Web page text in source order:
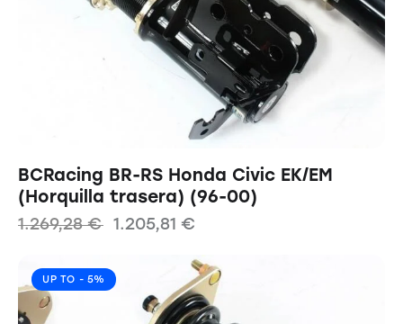
BCRacing BR-RS Honda Civic EK/EM
(Horquilla trasera) (96-00)
1.269,28€ 1.205,81 €
UP TO - 5%